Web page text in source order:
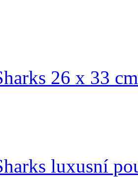
26 x 33
luxusní